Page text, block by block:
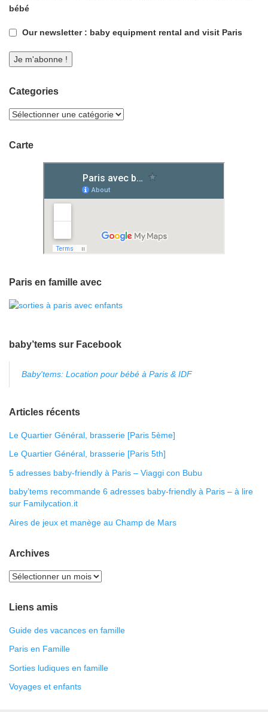
bébé
Our newsletter : baby equipment rental and visit Paris
Categories
Carte
Paris en famille avec
baby’tems sur Facebook
Baby'tems: Location pour bébé à Paris & IDF
Articles récents
Le Quartier Général, brasserie [Paris 5ème]
Le Quartier Général, brasserie [Paris 5th]
5 adresses baby-friendly à Paris – Viaggi con Bubu
baby’tems recommande 6 adresses baby-friendly à Paris – à lire
sur Familycation.it
Aires de jeux et manège au Champ de Mars
Archives
Liens amis
Guide des vacances en famille
Paris en Famille
Sorties ludiques en famille
Voyages et enfants